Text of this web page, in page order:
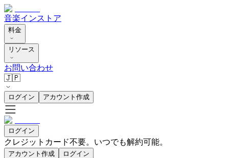
音楽インストア
料金
リソース
お問い合わせ
🇯🇵
ログイン アカウント作成
ログイン
クレジットカード不要。いつでも解約可能。
アカウント作成 ログイン